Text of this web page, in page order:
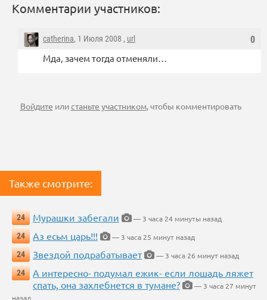
Комментарии участников:
0
catherina, 1 Июля 2008 , url
Мда, зачем тогда отменяли…
Войдите илистаньте участником, чтобы комментировать
Также смотрите:
24 Мурашки забегали
— 3 часа 24 минуты назад
24
Аз есьм царь!!!
— 3 часа 25 минут назад
24
Звездой подрабатывает
— 3 часа 26 минут назад
24
А интересно- подумал ежик- если лошадь ляжет
спать, она захлебнется в тумане?
— 3 часа 27 минут
назад